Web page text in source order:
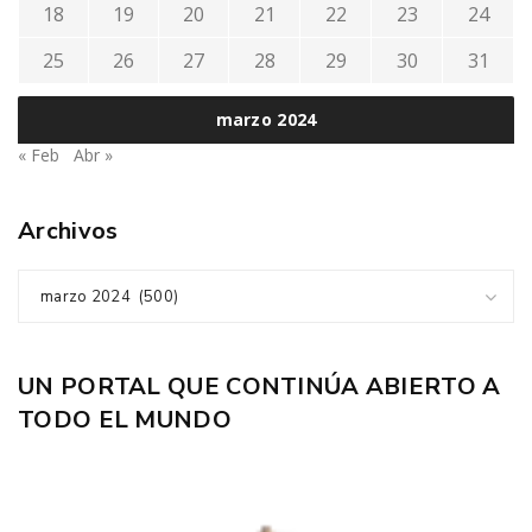
marzo 2024
18
19 20 21 22 23
24
25
26 27 28 29 30 31
« Feb Abr »
Archivos
marzo 2024 (500)
UN PORTAL QUE CONTINÚA ABIERTO A
TODO EL MUNDO